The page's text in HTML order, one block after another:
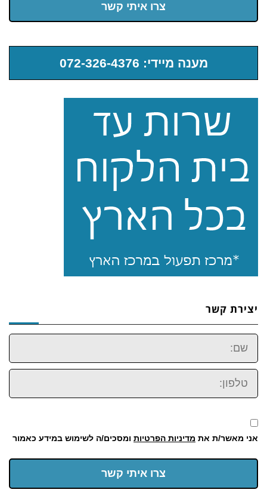
צרו איתי קשר
מענה מיידי: 072-326-4376
יצירת קשר
שם:
טלפון:
אני מאשר/ת את מדיניות הפרטיות ומסכים/ה לשימוש במידע כאמור
צרו איתי קשר